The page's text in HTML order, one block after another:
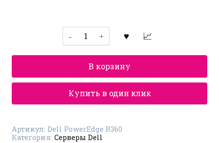
Количество
товара
Стоечный
односокетный
сервер
PowerEdge
R360
В корзину
Купить в один клик
Артикул: Dell PowerEdge R360
Категория: Серверы Dell